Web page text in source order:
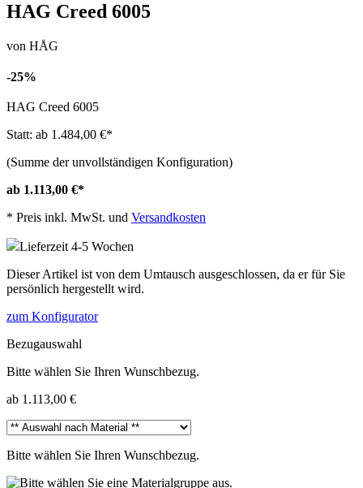
HAG Creed 6005
von HÅG
-25%
HAG Creed 6005
Statt: ab 1.484,00 €*
(Summe der unvollständigen Konfiguration)
ab 1.113,00 €*
* Preis inkl. MwSt. und Versandkosten
Lieferzeit 4-5 Wochen
Dieser Artikel ist von dem Umtausch ausgeschlossen, da er für Sie
persönlich hergestellt wird.
zum Konfigurator
Bezugauswahl
Bitte wählen Sie Ihren Wunschbezug.
ab 1.113,00 €
Bitte wählen Sie Ihren Wunschbezug.